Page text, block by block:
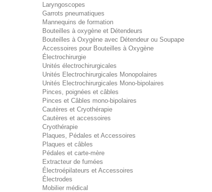
Laryngoscopes
Garrots pneumatiques
Mannequins de formation
Bouteilles à oxygène et Détendeurs
Bouteilles à Oxygène avec Détendeur ou Soupape
Accessoires pour Bouteilles à Oxygène
Électrochirurgie
Unités électrochirurgicales
Unités Electrochirurgicales Monopolaires
Unités Electrochirurgicales Mono-bipolaires
Pinces, poignées et câbles
Pinces et Câbles mono-bipolaires
Cautères et Cryothérapie
Cautères et accessoires
Cryothérapie
Plaques, Pédales et Accessoires
Plaques et câbles
Pédales et carte-mère
Extracteur de fumées
Électroépilateurs et Accessoires
Électrodes
Mobilier médical